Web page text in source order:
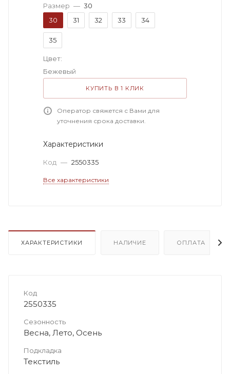
Размер — 30
30
31 32 33 34
35
Цвет:
Бежевый
КУПИТЬ В 1 КЛИК
Оператор свяжется с Вами для
уточнения срока доставки.
Характеристики
Код — 2550335
Все характеристики
ХАРАКТЕРИСТИКИ НАЛИЧИЕ ОПЛАТА
Код
2550335
Сезонность
Весна, Лето, Осень
Подкладка
Текстиль